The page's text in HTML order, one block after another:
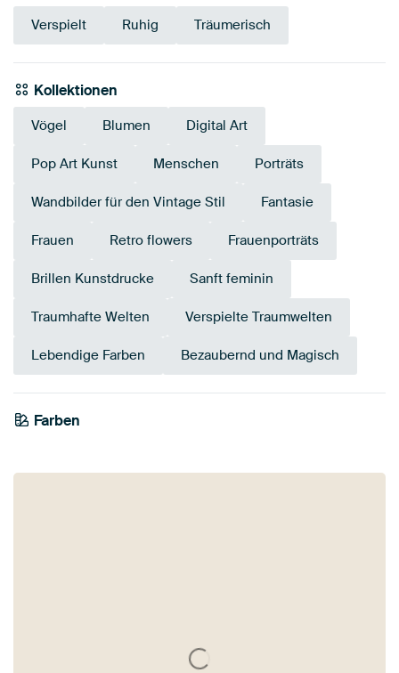
Verspielt Ruhig Träumerisch
Kollektionen
Vögel Blumen Digital Art
Pop Art Kunst Menschen Porträts
Wandbilder für den Vintage Stil Fantasie
Frauen Retro flowers Frauenporträts
Brillen Kunstdrucke Sanft feminin
Traumhafte Welten Verspielte Traumwelten
Lebendige Farben Bezaubernd und Magisch
Farben
Early Dew
Taupe
Gelb